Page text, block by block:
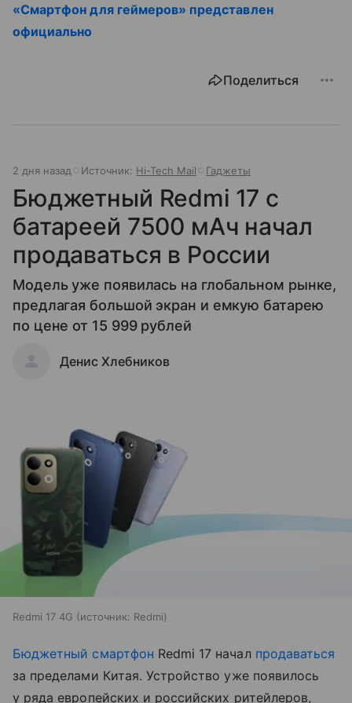
«Смартфон для геймеров» представлен
официально
Поделиться
2 дня назад Источник: Hi-Tech Mail Гаджеты
Бюджетный Redmi 17 с
батареей 7500 мАч начал
продаваться в России
Модель уже появилась на глобальном рынке,
предлагая большой экран и емкую батарею
по цене от 15 999 рублей
Денис Хлебников
Redmi 17 4G источник: Redmi
Бюджетный смартфон Redmi 17 начал продаваться
за пределами Китая. Устройство уже появилось
у ряда европейских и российских ритейлеров,